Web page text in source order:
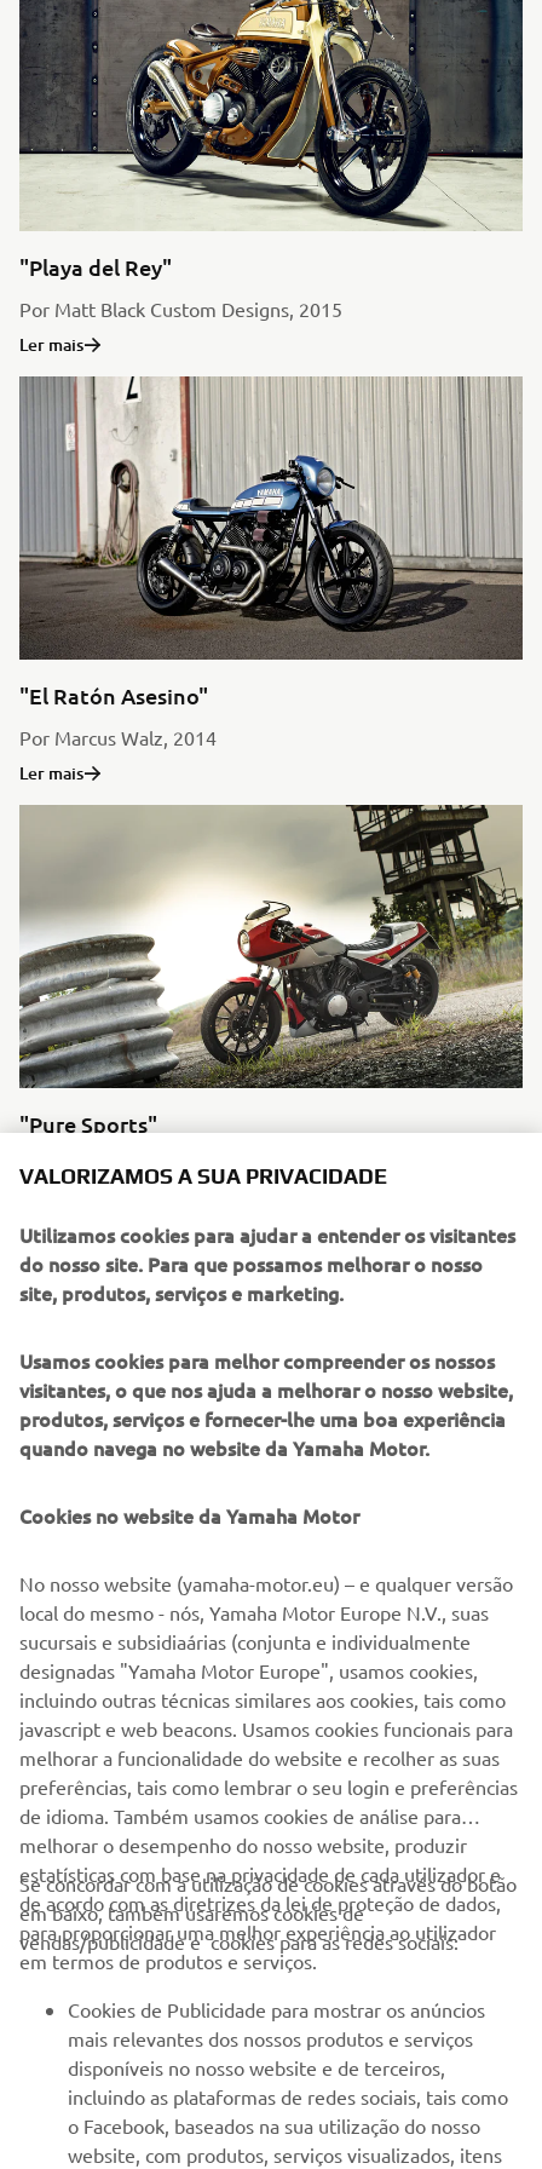
"Playa del Rey"
Por Matt Black Custom Designs, 2015
Ler mais
"El Ratón Asesino"
Por Marcus Walz, 2014
Ler mais
"Pure Sports"
Por Low Ride, 2014
Por Benders, 2014
MODELO DE PRODUÇÃO XV950
EMPRESA
MAIS YAMAHA
SERVIÇO E SUPORTE
VALORIZAMOS A SUA PRIVACIDADE
Utilizamos cookies para ajudar a entender os visitantes
do nosso site. Para que possamos melhorar o nosso
site, produtos, serviços e marketing.
Usamos cookies para melhor compreender os nossos
visitantes, o que nos ajuda a melhorar o nosso website,
produtos, serviços e fornecer-lhe uma boa experiência
quando navega no website da Yamaha Motor.
Cookies no website da Yamaha Motor
No nosso website (yamaha-motor.eu) – e qualquer versão
local do mesmo - nós, Yamaha Motor Europe N.V., suas
sucursais e subsidiaárias (conjunta e individualmente
designadas "Yamaha Motor Europe", usamos cookies,
incluindo outras técnicas similares aos cookies, tais como
javascript e web beacons. Usamos cookies funcionais para
melhorar a funcionalidade do website e recolher as suas
preferências, tais como lembrar o seu login e preferências
de idioma. Também usamos cookies de análise para
melhorar o desempenho do nosso website, produzir
estatísticas com base na privacidade de cada utilizador e
de acordo com as diretrizes da lei de proteção de dados,
para proporcionar uma melhor experiência ao utilizador
em termos de produtos e serviços.
Se concordar com a utilização de cookies através do botão
em baixo, também usaremos cookies de
vendas/publicidade e cookies para as redes sociais:
Cookies de Publicidade para mostrar os anúncios
mais relevantes dos nossos produtos e serviços
disponíveis no nosso website e de terceiros,
incluindo as plataformas de redes sociais, tais como
o Facebook, baseados na sua utilização do nosso
website, com produtos, serviços visualizados, itens